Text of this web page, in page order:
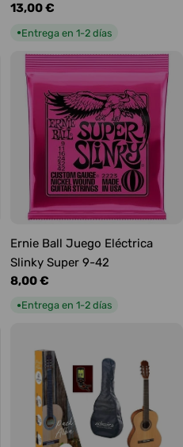
Precio
13,00 €
●Entrega en 1-2 días
Ernie Ball Juego Eléctrica
Slinky Super 9-42
Precio
habitual
8,00 €
●Entrega en 1-2 días